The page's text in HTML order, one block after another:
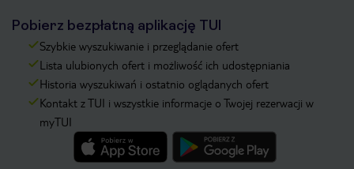
Pobierz bezpłatną aplikację TUI
Szybkie wyszukiwanie i przeglądanie ofert
Lista ulubionych ofert i możliwość ich udostępniania
Historia wyszukiwań i ostatnio oglądanych ofert
Kontakt z TUI i wszystkie informacje o Twojej rezerwacji w
myTUI